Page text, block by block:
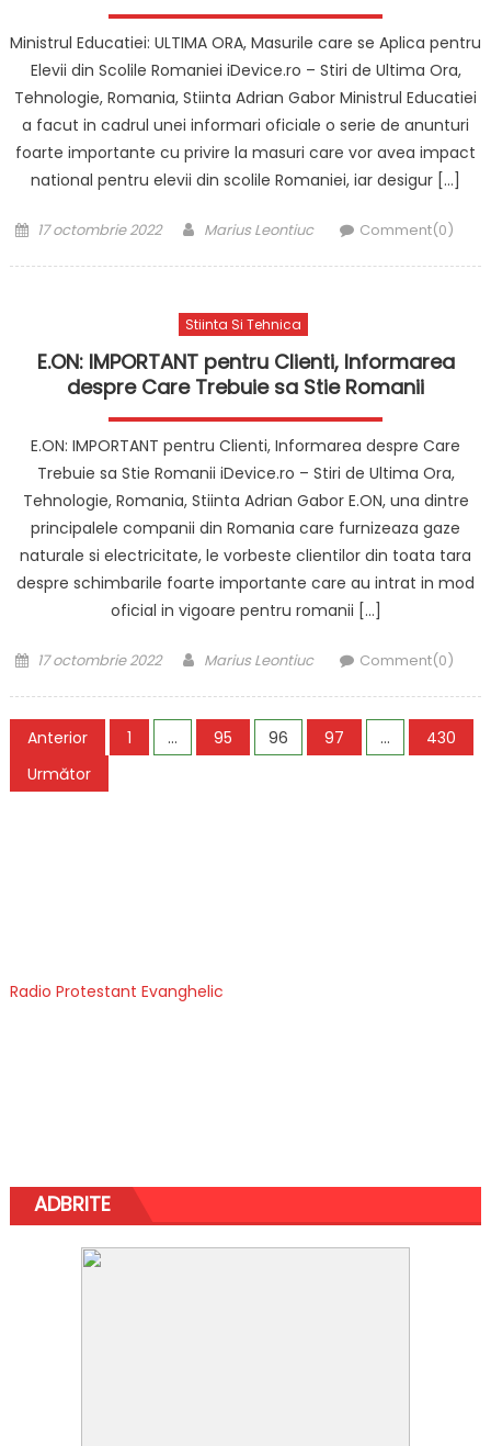
Ministrul Educatiei: ULTIMA ORA, Masurile care se Aplica pentru
Elevii din Scolile Romaniei iDevice.ro – Stiri de Ultima Ora,
Tehnologie, Romania, Stiinta Adrian Gabor Ministrul Educatiei
a facut in cadrul unei informari oficiale o serie de anunturi
foarte importante cu privire la masuri care vor avea impact
national pentru elevii din scolile Romaniei, iar desigur […]
Posted
17 octombrie 2022 Author
Marius Leontiuc Comment(0)
Stiinta Si Tehnica
E.ON: IMPORTANT pentru Clienti, Informarea
despre Care Trebuie sa Stie Romanii
E.ON: IMPORTANT pentru Clienti, Informarea despre Care
Trebuie sa Stie Romanii iDevice.ro – Stiri de Ultima Ora,
Tehnologie, Romania, Stiinta Adrian Gabor E.ON, una dintre
principalele companii din Romania care furnizeaza gaze
naturale si electricitate, le vorbeste clientilor din toata tara
despre schimbarile foarte importante care au intrat in mod
oficial in vigoare pentru romanii […]
Posted
17 octombrie 2022 Author
Marius Leontiuc Comment(0)
Paginație
articole
Anterior 1 … 95 96 97 …
430
Următor
Radio Protestant Evanghelic
ADBRITE